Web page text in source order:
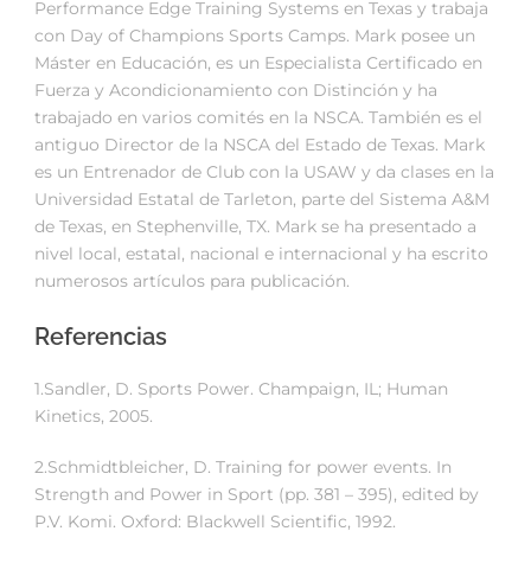
Performance Edge Training Systems en Texas y trabaja
con Day of Champions Sports Camps. Mark posee un
Máster en Educación, es un Especialista Certificado en
Fuerza y Acondicionamiento con Distinción y ha
trabajado en varios comités en la NSCA. También es el
antiguo Director de la NSCA del Estado de Texas. Mark
es un Entrenador de Club con la USAW y da clases en la
Universidad Estatal de Tarleton, parte del Sistema A&M
de Texas, en Stephenville, TX. Mark se ha presentado a
nivel local, estatal, nacional e internacional y ha escrito
numerosos artículos para publicación.
Referencias
1.Sandler, D. Sports Power. Champaign, IL; Human
Kinetics, 2005.
2.Schmidtbleicher, D. Training for power events. In
Strength and Power in Sport (pp. 381 – 395), edited by
P.V. Komi. Oxford: Blackwell Scientific, 1992.